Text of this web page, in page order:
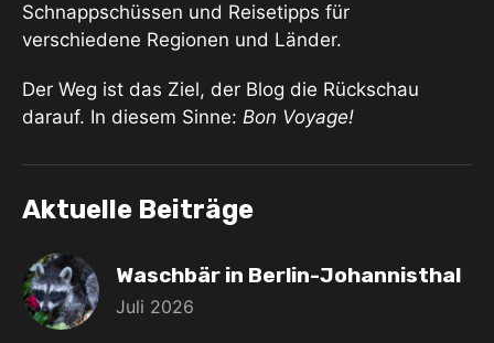
Schnappschüssen und Reisetipps für
verschiedene Regionen und Länder.
Der Weg ist das Ziel, der Blog die Rückschau
darauf. In diesem Sinne: Bon Voyage!
Aktuelle Beiträge
Waschbär in Berlin-Johannisthal
Juli 2026